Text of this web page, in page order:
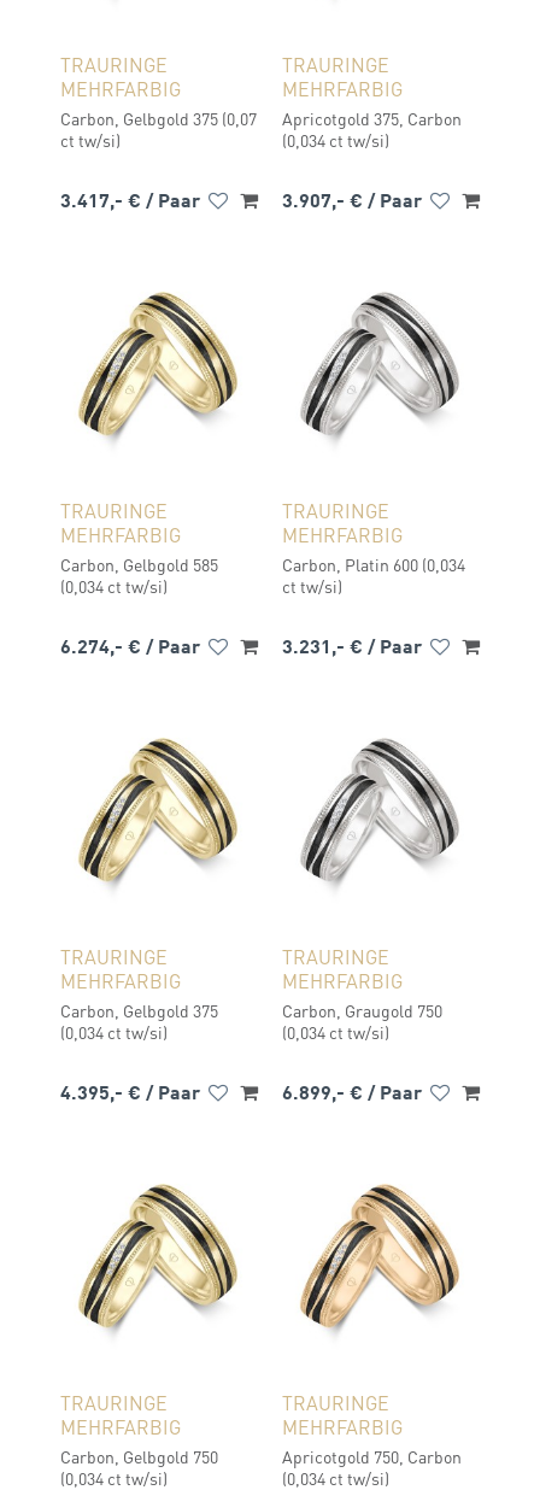
TRAURINGE
MEHRFARBIG
Carbon, Gelbgold 375 (0,07
ct tw/si)
3.417,- € / Paar
TRAURINGE
MEHRFARBIG
Apricotgold 375, Carbon
(0,034 ct tw/si)
3.907,- € / Paar
TRAURINGE
MEHRFARBIG
Carbon, Gelbgold 585
(0,034 ct tw/si)
6.274,- € / Paar
TRAURINGE
MEHRFARBIG
Carbon, Platin 600 (0,034
ct tw/si)
3.231,- € / Paar
TRAURINGE
MEHRFARBIG
Carbon, Gelbgold 375
(0,034 ct tw/si)
4.395,- € / Paar
TRAURINGE
MEHRFARBIG
Carbon, Graugold 750
(0,034 ct tw/si)
6.899,- € / Paar
TRAURINGE
MEHRFARBIG
Carbon, Gelbgold 750
(0,034 ct tw/si)
TRAURINGE
MEHRFARBIG
Apricotgold 750, Carbon
(0,034 ct tw/si)